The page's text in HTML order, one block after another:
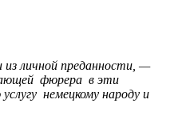
личной преданности, —
фюрера в эти
немецкому народу и